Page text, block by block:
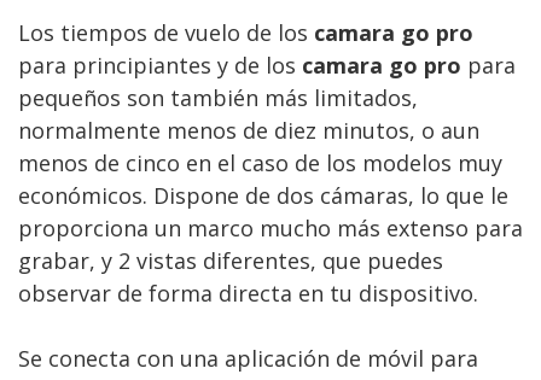
Los tiempos de vuelo de los camara go pro
para principiantes y de los camara go pro para
pequeños son también más limitados,
normalmente menos de diez minutos, o aun
menos de cinco en el caso de los modelos muy
económicos. Dispone de dos cámaras, lo que le
proporciona un marco mucho más extenso para
grabar, y 2 vistas diferentes, que puedes
observar de forma directa en tu dispositivo.
Se conecta con una aplicación de móvil para